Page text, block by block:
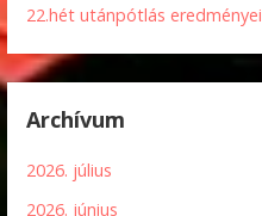
22.hét utánpótlás eredményei
Archívum
2026. július
2026. június